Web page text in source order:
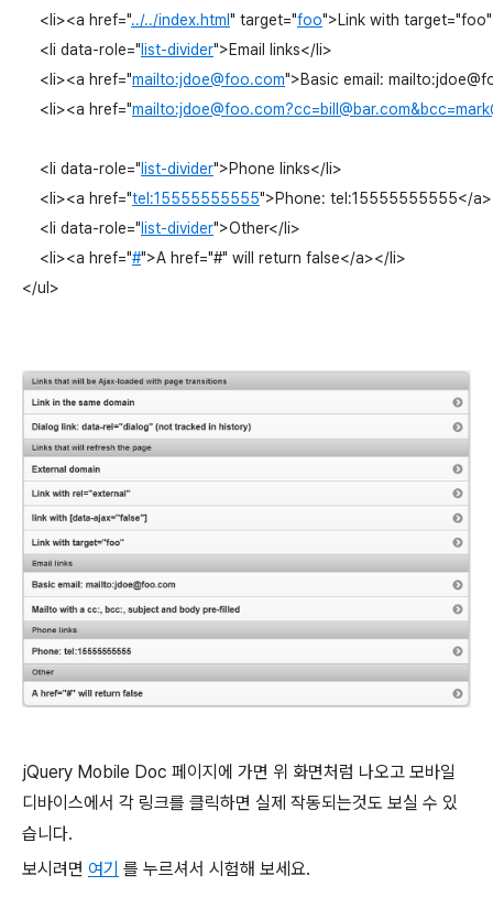
<li><a href="../../index.html" target="foo">Link with target="foo"
<li data-role="list-divider">Email links</li>
<li><a href="mailto:jdoe@foo.com">Basic email:
<li><a href="mailto:jdoe@foo.com?cc=bill@bar.com&bc
<li data-role="list-divider">Phone links</li>
<li><a href="tel:15555555555">Phone: tel:15555555555</a>
<li data-role="list-divider">Other</li>
<li><a href="#">A href="#" will return false</a></li>
</ul>
jQuery Mobile Doc 페이지에 가면 위 화면처럼 나오고 모바일
디바이스에서 각 링크를 클릭하면 실제 작동되는것도 보실 수 있
습니다.
보시려면 여기 를 누르셔서 시험해 보세요.